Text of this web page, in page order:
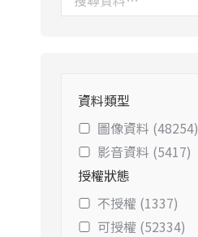
資料類型
圖像資料 (48254)
影音資料 (5417)
授權狀態
不授權 (1337)
可授權 (52334)